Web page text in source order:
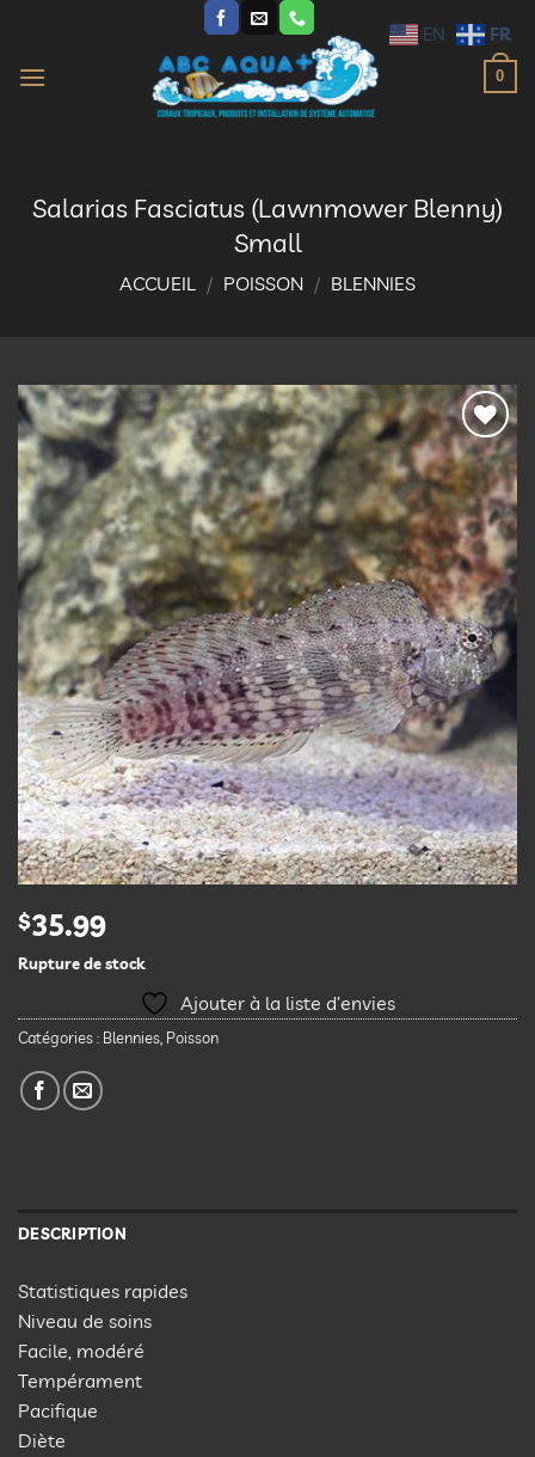
contenu
0
Salarias Fasciatus (Lawnmower Blenny)
Small
ACCUEIL / POISSON / BLENNIES
Ajouter
à la
liste
d’envies
$35.99
Rupture de stock
Ajouter à la liste d’envies
Catégories : Blennies Poisson
DESCRIPTION
Statistiques rapides
Niveau de soins
Facile, modéré
Tempérament
Pacifique
Diète
EN FR